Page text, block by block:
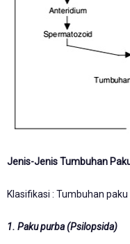
Jenis-Jenis Tumbuhan
Klasifikasi : Tumbuhan
1. Paku purba (Psilopsida)